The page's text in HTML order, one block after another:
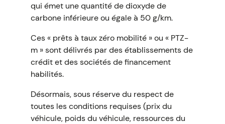
qui émet une quantité de dioxyde de
carbone inférieure ou égale à 50 g/km.
Ces « prêts à taux zéro mobilité » ou « PTZ-
m » sont délivrés par des établissements de
crédit et des sociétés de financement
habilités.
Désormais, sous réserve du respect de
toutes les conditions requises (prix du
véhicule, poids du véhicule, ressources du